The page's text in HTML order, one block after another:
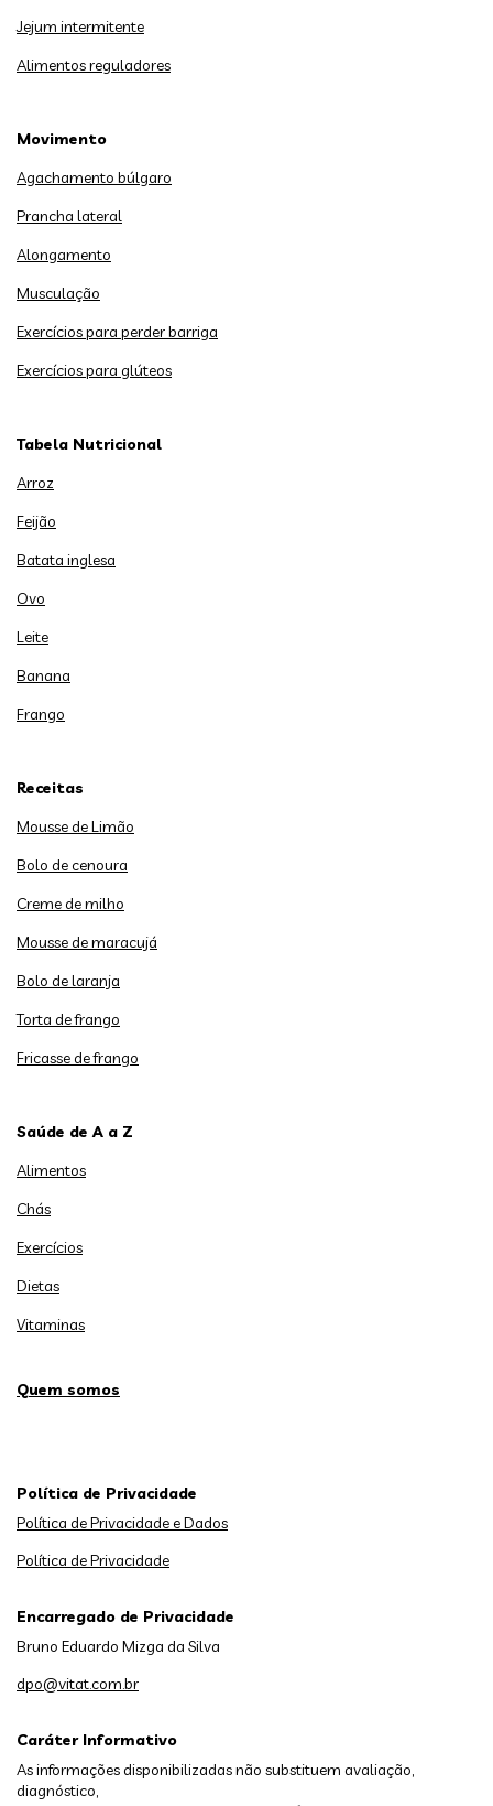
Jejum intermitente
Alimentos reguladores
Movimento
Agachamento búlgaro
Prancha lateral
Alongamento
Musculação
Exercícios para perder barriga
Exercícios para glúteos
Tabela Nutricional
Arroz
Feijão
Batata inglesa
Ovo
Leite
Banana
Frango
Receitas
Mousse de Limão
Bolo de cenoura
Creme de milho
Mousse de maracujá
Bolo de laranja
Torta de frango
Fricasse de frango
Saúde de A a Z
Alimentos
Chás
Exercícios
Dietas
Vitaminas
Quem somos
Caráter Informativo
As informações disponibilizadas não substituem avaliação,
diagnóstico,
Política de Privacidade
Política de Privacidade e Dados
Política de Privacidade
Encarregado de Privacidade
Bruno Eduardo Mizga da Silva
dpo@vitat.com.br